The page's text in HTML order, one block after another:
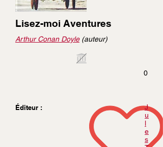
Lisez-moi Aventures
Arthur Conan Doyle(auteur)
0
Éditeur :
J
u
l
e
s